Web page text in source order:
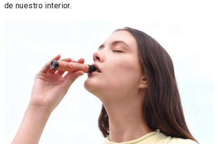
de nuestro interior.